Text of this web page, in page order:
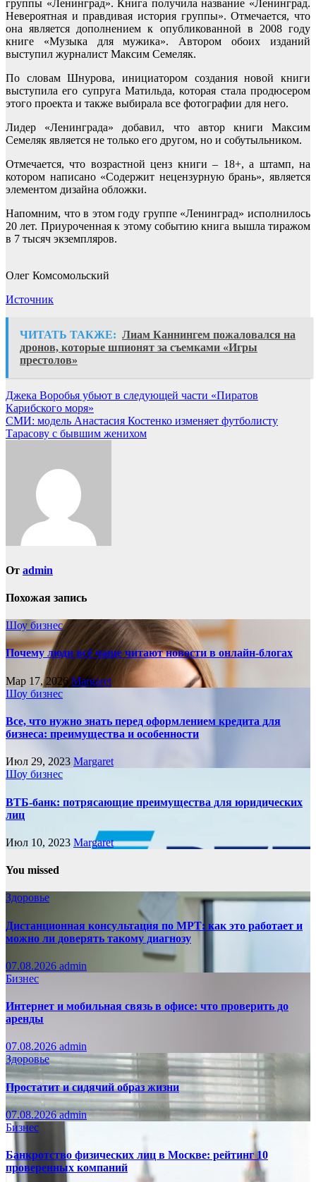
группы «Ленинград». Книга получила название «Ленинград.
Невероятная и правдивая история группы». Отмечается, что
она является дополнением к опубликованной в 2008 году
книге «Музыка для мужика». Автором обоих изданий
выступил журналист Максим Семеляк.
По словам Шнурова, инициатором создания новой книги
выступила его супруга Матильда, которая стала продюсером
этого проекта и также выбирала все фотографии для него.
Лидер «Ленинграда» добавил, что автор книги Максим
Семеляк является не только его другом, но и собутыльником.
Отмечается, что возрастной ценз книги – 18+, а штамп, на
котором написано «Содержит нецензурную брань», является
элементом дизайна обложки.
Напомним, что в этом году группе «Ленинград» исполнилось
20 лет. Приуроченная к этому событию книга вышла тиражом
в 7 тысяч экземпляров.
Олег Комсомольский
Источник
ЧИТАТЬ ТАКЖЕ: Лиам Каннингем пожаловался на
дронов, которые шпионят за съемками «Игры
престолов»
Навигация
по
записям
Джека Воробья убьют в следующей части «Пиратов
Карибского моря»
СМИ: модель Анастасия Костенко изменяет футболисту
Тарасову с бывшим женихом
От admin
Похожая запись
Шоу бизнес
Почему люди всё чаще читают новости в онлайн-блогах
Мар 17, 2026Margaret
Шоу бизнес
Все, что нужно знать перед оформлением кредита для
бизнеса: преимущества и особенности
Июл 29, 2023 Margaret
Шоу бизнес
ВТБ-банк: потрясающие преимущества для юридических
лиц
Июл 10, 2023 Margaret
You missed
Здоровье
Дистанционная консультация по МРТ: как это работает и
можно ли доверять такому диагнозу
07.08.2026 admin
Бизнес
Интернет и мобильная связь в офисе: что проверить до
аренды
07.08.2026 admin
Здоровье
Простатит и сидячий образ жизни
07.08.2026admin
Бизнес
Банкротство физических лиц в Москве: рейтинг 10
проверенных компаний